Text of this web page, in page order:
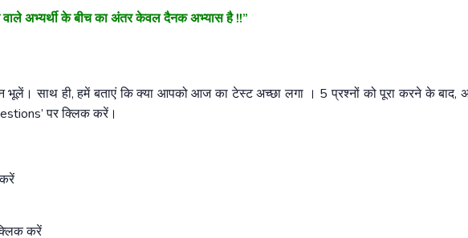
वाले अभ्यर्थी के बीच का अंतर केवल दैनक अभ्यास है !!”
साथ ही, हमें बताएं कि क्या आपको आज का टेस्ट अच्छा लगा । 5 प्रश्नों को पूरा करने के बाद,
पर क्लिक करें।
करें